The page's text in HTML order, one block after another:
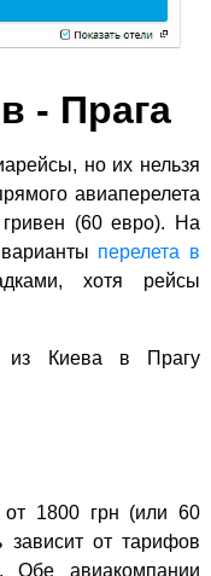
- Прага
но их нельзя
авиаперелета
(60 евро). На
перелета в
хотя рейсы
из Киева в Прагу
1800 грн (или 60
от тарифов
Обе авиакомпании